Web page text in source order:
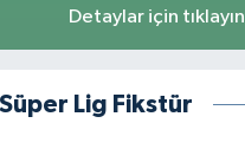
Detaylar için tıklayın
Süper Lig Fikstür